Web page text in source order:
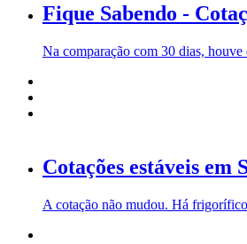
Fique Sabendo -
Na comparação com 30 dias, houve
Cotações estáveis em
A cotação não mudou. Há